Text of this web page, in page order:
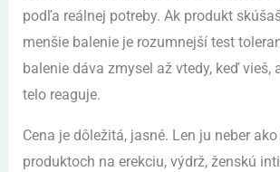
podľa reálnej potreby. Ak produkt
menšie balenie je rozumnejší test
balenie dáva zmysel až vtedy, keď vieš,
telo reaguje.
Cena je dôležitá, jasné. Len ju neber
produktoch na erekciu, výdrž, ženskú